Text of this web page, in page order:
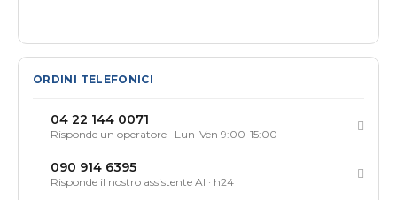
ORDINI TELEFONICI
04 22 144 0071
Risponde un operatore · Lun-Ven 9:00-15:00
090 914 6395
Risponde il nostro assistente AI · h24